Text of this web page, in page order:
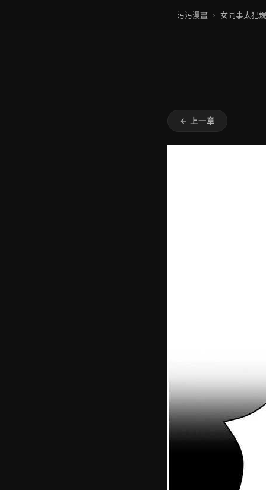
污污漫畫 › 女同事太犯規
← 上一章